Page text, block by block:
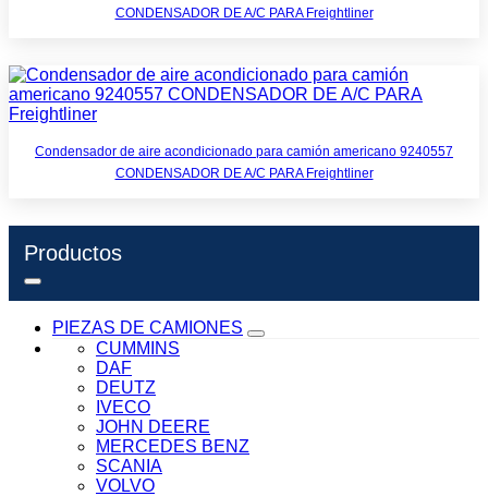
CONDENSADOR DE A/C PARA Freightliner
Condensador de aire acondicionado para camión americano 9240557
CONDENSADOR DE A/C PARA Freightliner
Productos
PIEZAS DE CAMIONES
CUMMINS
DAF
DEUTZ
IVECO
JOHN DEERE
MERCEDES BENZ
SCANIA
VOLVO